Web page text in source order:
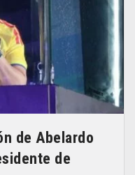
de Abelardo
de